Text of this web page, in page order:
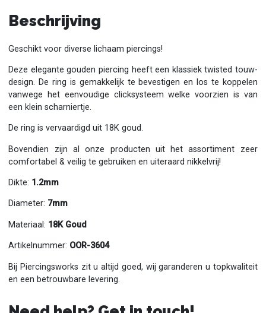
Beschrijving
Geschikt voor diverse lichaam piercings!
Deze elegante gouden piercing heeft een klassiek twisted touw-
design. De ring is gemakkelijk te bevestigen en los te koppelen
vanwege het eenvoudige clicksysteem welke voorzien is van
een klein scharniertje.
De ring is vervaardigd uit 18K goud.
Bovendien zijn al onze producten uit het assortiment zeer
comfortabel & veilig te gebruiken en uiteraard nikkelvrij!
Dikte: 1.2mm
Diameter: 7mm
Materiaal: 18K Goud
Artikelnummer: OOR-3604
Bij Piercingsworks zit u altijd goed, wij garanderen u topkwaliteit
en een betrouwbare levering.